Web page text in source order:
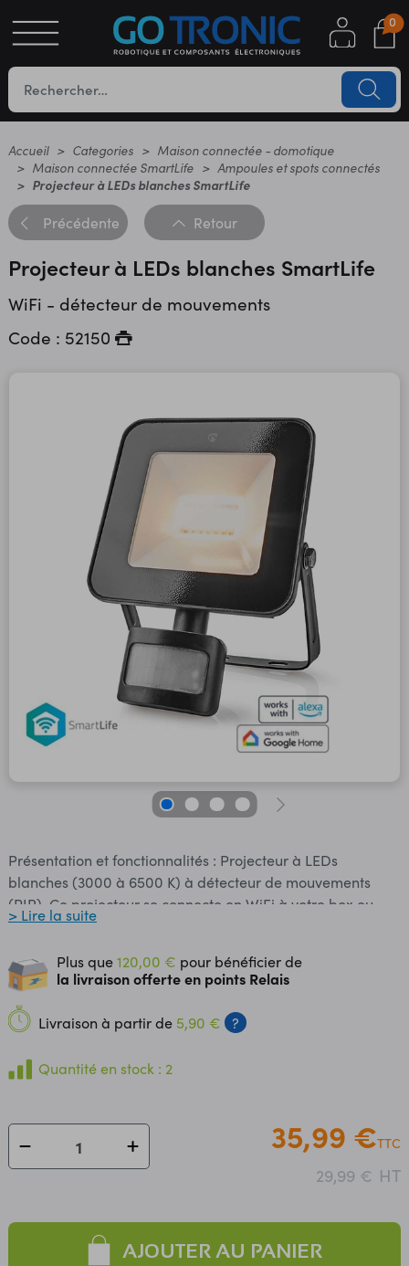
0
Accueil Categories
Maison connectée - domotique
Maison connectée SmartLife
Ampoules et spots connectés
Projecteur à LEDs blanches SmartLife
Précédente Retour
Projecteur à LEDs blanches SmartLife
WiFi - détecteur de mouvements
Code : 52150
Présentation et fonctionnalités : Projecteur à LEDs
blanches (3000 à 6500 K) à détecteur de mouvements
(PIR). Ce projecteur se connecte en WiFi à votre box ou
routeur et peut s'utiliser avec votre smartphone ou un
ampoules et spots connectés SmartLife ne nécessitent
aucun pont ou accessoire pour être fonctionnels,
simplement un réseau WiFi. Programmation et
communication : L'application SmartLife pour iOS et
Android permet de connecter ce projecteur à votre
réseau WiFi et facilite sa configuration et son utilisation.
l'application pour la réalisation d'un ensemble
d'éclairage. Fonctions de l'application : - allumage ou
extinction du projecteur - réglage de la température de
couleur - réglage de l'intensité lumineuse - réalisation de
avec les assistants intelligents Google Home® et Alexa®.
> Lire la suite
Plus que120,00 € pour bénéficier de
la livraison offerte en points Relais
Livraison à partir de 5,90 € ?
Quantité en stock : 2
35,99 €TTC
29,99 € HT
AJOUTER AU PANIER